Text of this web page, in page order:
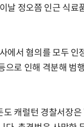
날 정오쯤 인근 식료
에서 혐의를 모두 인
으로 인해 격분해 범
도 캐럴턴 경찰서장은